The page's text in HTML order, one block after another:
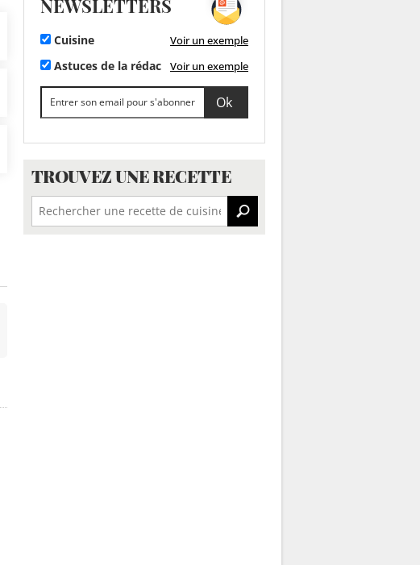
NEWSLETTERS
Cuisine Voir un exemple
Astuces de la rédac Voir un exemple
TROUVEZ UNE RECETTE